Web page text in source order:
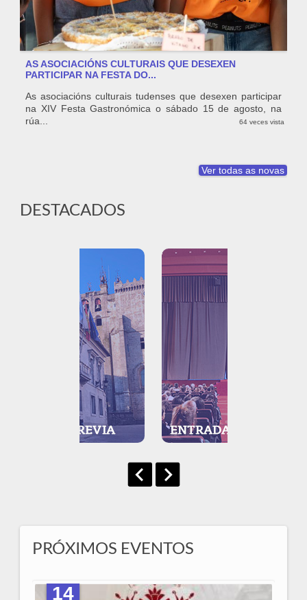
AS ASOCIACIÓNS CULTURAIS QUE DESEXEN
PARTICIPAR NA FESTA DO...
As asociacións culturais tudenses que desexen participar
na XIV Festa Gastronómica o sábado 15 de agosto, na
rúa...
64 veces vista
Ver todas as novas
DESTACADOS
PRÓXIMOS EVENTOS
14